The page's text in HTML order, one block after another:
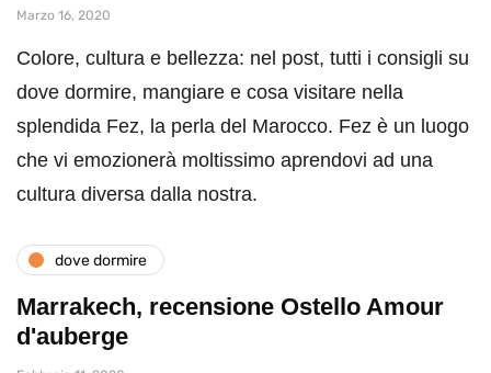
Marzo 16, 2020
Colore, cultura e bellezza: nel post, tutti i consigli su
dove dormire, mangiare e cosa visitare nella
splendida Fez, la perla del Marocco. Fez è un luogo
che vi emozionerà moltissimo aprendovi ad una
cultura diversa dalla nostra.
dove dormire
Marrakech, recensione Ostello Amour
d'auberge